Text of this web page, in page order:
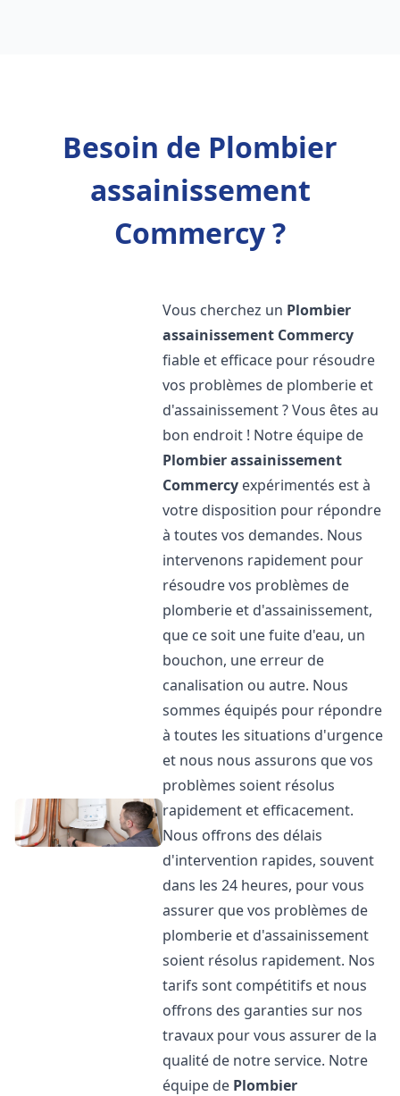
Besoin de Plombier
assainissement
Commercy ?
Vous cherchez un Plombier
assainissement Commercy
fiable et efficace pour résoudre
vos problèmes de plomberie et
d'assainissement ? Vous êtes au
bon endroit ! Notre équipe de
Plombier assainissement
Commercy expérimentés est à
votre disposition pour répondre
à toutes vos demandes. Nous
intervenons rapidement pour
résoudre vos problèmes de
plomberie et d'assainissement,
que ce soit une fuite d'eau, un
bouchon, une erreur de
canalisation ou autre. Nous
sommes équipés pour répondre
à toutes les situations d'urgence
et nous nous assurons que vos
problèmes soient résolus
rapidement et efficacement.
Nous offrons des délais
d'intervention rapides, souvent
dans les 24 heures, pour vous
assurer que vos problèmes de
plomberie et d'assainissement
soient résolus rapidement. Nos
tarifs sont compétitifs et nous
offrons des garanties sur nos
travaux pour vous assurer de la
qualité de notre service. Notre
équipe de Plombier